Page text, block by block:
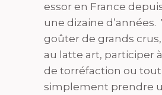
essor en France
une dizaine d’années.
goûter de grands
au latte art, participer
de torréfaction ou tout
simplement prendre